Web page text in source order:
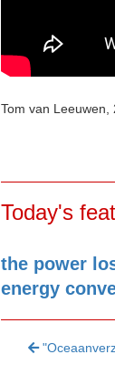
Tom van Leeuwen,
Today's
the power
energy